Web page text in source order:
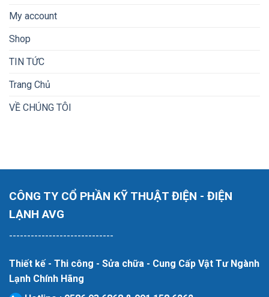
My account
Shop
TIN TỨC
Trang Chủ
VỀ CHÚNG TÔI
CÔNG TY CỔ PHẦN KỸ THUẬT ĐIỆN - ĐIỆN
LẠNH AVG
-----------------------------
Thiết kế - Thi công - Sửa chữa - Cung Cấp Vật Tư Ngành
Lạnh Chính Hãng